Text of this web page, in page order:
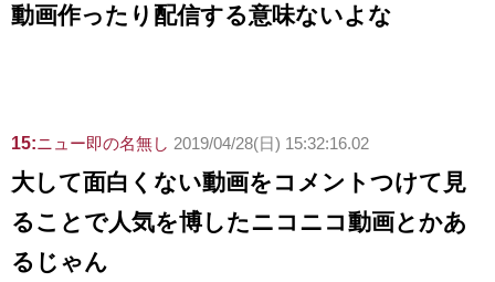
動画作ったり配信する意味ないよな
15:ニュー即の名無し 2019/04/28(日) 15:32:16.02
大して面白くない動画をコメントつけて見
ることで人気を博したニコニコ動画とかあ
るじゃん